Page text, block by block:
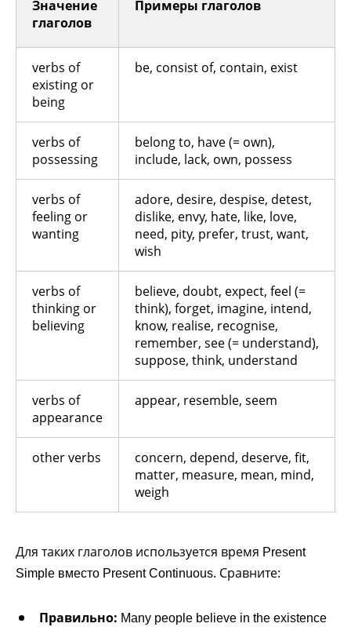
Значение
глаголов
Примеры глаголов
verbs of
existing or
being
be, consist of, contain, exist
verbs of
possessing
belong to, have (= own),
include, lack, own, possess
verbs of
feeling or
wanting
adore, desire, despise, detest,
dislike, envy, hate, like, love,
need, pity, prefer, trust, want,
wish
verbs of
thinking or
believing
believe, doubt, expect, feel (=
think), forget, imagine, intend,
know, realise, recognise,
remember, see (= understand),
suppose, think, understand
verbs of
appearance
appear, resemble, seem
other verbs
concern, depend, deserve, fit,
matter, measure, mean, mind,
weigh
Для таких глаголов используется время Present
Simple вместо Present Continuous. Сравните:
Правильно: Many people believe in the existence